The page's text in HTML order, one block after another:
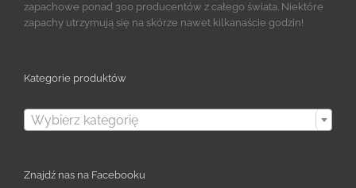
zapachowe ponad 300 producentów z całego świata. Niektóre
zapachy utrzymują się na skórze nawet kilkanaście godzin!
Kategorie produktów
Wybierz kategorię
Znajdź nas na Facebooku